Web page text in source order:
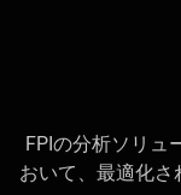
FPIの分析ソリュ
おいて、最適化